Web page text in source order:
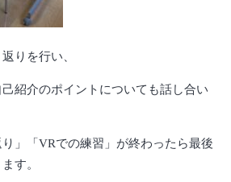
りを行い、
紹介のポイントについても話し合い
り」「VRでの練習」が終わったら最後
す。